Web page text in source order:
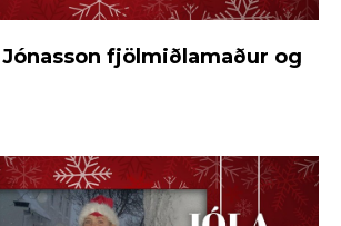
fjölmiðlamaður og